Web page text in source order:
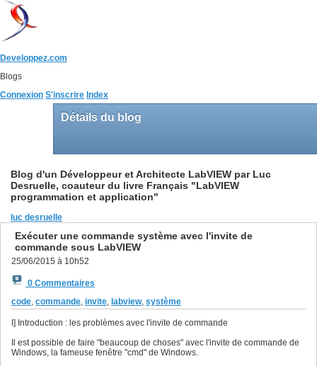
Developpez.com
Blogs
Connexion S'inscrire Index
Détails du blog
Blog d'un Développeur et Architecte LabVIEW par Luc
Desruelle, coauteur du livre Français "LabVIEW
programmation et application"
luc desruelle
Exécuter une commande système avec l'invite de
commande sous LabVIEW
25/06/2015 à 10h52
0 Commentaires
code, commande, invite, labview, système
I] Introduction : les problèmes avec l'invite de commande
Il est possible de faire "beaucoup de choses" avec l'invite de commande de
Windows, la fameuse fenêtre "cmd" de Windows.